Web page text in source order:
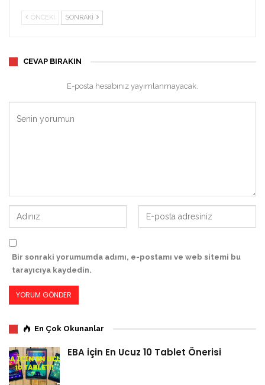
ÖNCEKI SONRAKI
CEVAP BIRAKIN
E-posta hesabınız yayımlanmayacak.
Bir sonraki yorumumda adımı, e-postamı ve web sitemi bu
tarayıcıya kaydedin.
En Çok Okunanlar
EBA için En Ucuz 10 Tablet Önerisi